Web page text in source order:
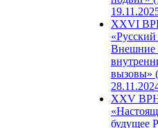
XXVI
Внешние
вызовы»
XXV
будущее